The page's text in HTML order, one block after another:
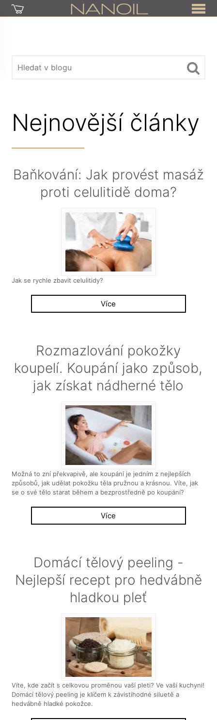
Nejnovější články
Baňkování: Jak provést masáž
proti celulitidě doma?
Jak se rychle zbavit celulitidy?
Více
Rozmazlování pokožky
koupelí. Koupání jako způsob,
jak získat nádherné tělo
Možná to zní překvapivě, ale koupání je jedním z nejlepších
způsobů, jak udělat pokožku těla pružnou a krásnou. Víte, jak
se o své tělo starat během a bezprostředně po koupání?
Více
Domácí tělový peeling -
Nejlepší recept pro hedvábně
hladkou pleť
Víte, kde začít s celkovou proměnou vaší pleti? Ve vaší kuchyni!
Domácí tělový peeling je klíčem k závistihodné siluetě a
hedvábně hladké pokožce.